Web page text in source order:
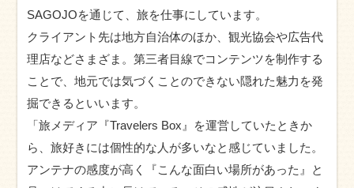
SAGOJOを通じて、旅を仕事にしています。
クライアント先は地方自治体のほか、観光協会や広告代
理店などさまざま。第三者目線でコンテンツを制作する
ことで、地元では気づくことのできない隠れた魅力を発
掘できるといいます。
「旅メディア『Travelers Box』を運営していたときか
ら、旅好きには個性的な人が多いなと感じていました。
アンテナの感度が高く『こんな面白い場所があった』と